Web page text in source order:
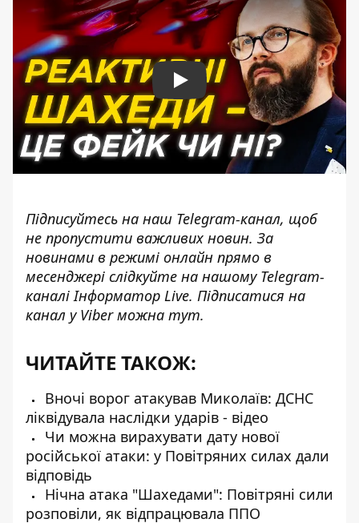
Play
Підписуйтесь на наш Telegram-канал, щоб
не пропустити важливих новин. За
новинами в режимі онлайн прямо в
месенджері слідкуйте на нашому Telegram-
каналі Інформатор Live. Підписатися на
канал у Viber можна тут.
ЧИТАЙТЕ ТАКОЖ:
Вночі ворог атакував Миколаїв: ДСНС
ліквідувала наслідки ударів - відео
Чи можна вирахувати дату нової
російської атаки: у Повітряних силах дали
відповідь
Нічна атака "Шахедами": Повітряні сили
розповіли, як відпрацювала ППО